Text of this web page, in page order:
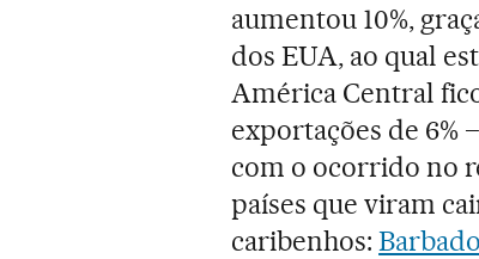
aumentou 10%,
dos EUA, ao qual
América Central
exportações de 6%
com o ocorrido no
países que viram
caribenhos: